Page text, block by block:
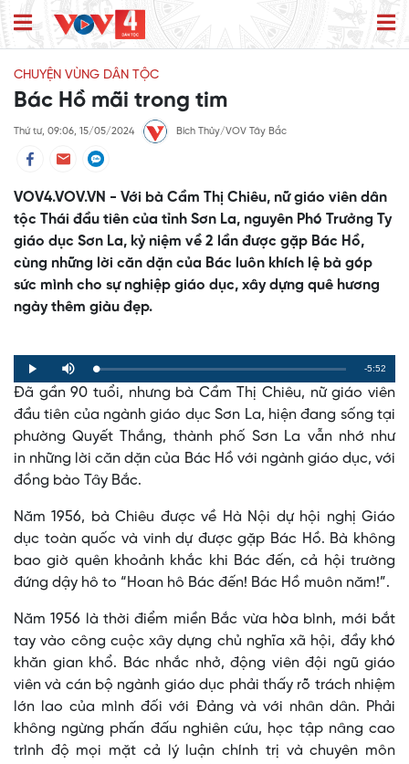
CHUYỆN VÙNG DÂN TỘC
Bác Hồ mãi trong tim
Thứ tư, 09:06, 15/05/2024 Bích Thủy/VOV Tây Bắc
VOV4.VOV.VN - Với bà Cầm Thị Chiêu, nữ giáo viên dân
tộc Thái đầu tiên của tỉnh Sơn La, nguyên Phó Trưởng Ty
giáo dục Sơn La, kỷ niệm về 2 lần được gặp Bác Hồ,
cùng những lời căn dặn của Bác luôn khích lệ bà góp
sức mình cho sự nghiệp giáo dục, xây dựng quê hương
ngày thêm giàu đẹp.
Play Mute Loaded:
0%
Progress:
0%
Remaining
Time
-5:52
Đã gần 90 tuổi, nhưng bà Cầm Thị Chiêu, nữ giáo viên
đầu tiên của ngành giáo dục Sơn La, hiện đang sống tại
phường Quyết Thắng, thành phố Sơn La vẫn nhớ như
in những lời căn dặn của Bác Hồ với ngành giáo dục, với
đồng bào Tây Bắc.
Năm 1956, bà Chiêu được về Hà Nội dự hội nghị Giáo
dục toàn quốc và vinh dự được gặp Bác Hồ. Bà không
bao giờ quên khoảnh khắc khi Bác đến, cả hội trường
đứng dậy hô to “Hoan hô Bác đến! Bác Hồ muôn năm!”.
Năm 1956 là thời điểm miền Bắc vừa hòa bình, mới bắt
tay vào công cuộc xây dựng chủ nghĩa xã hội, đầy khó
khăn gian khổ. Bác nhắc nhở, động viên đội ngũ giáo
viên và cán bộ ngành giáo dục phải thấy rõ trách nhiệm
lớn lao của mình đối với Đảng và với nhân dân. Phải
không ngừng phấn đấu nghiên cứu, học tập nâng cao
trình độ mọi mặt cả lý luận chính trị và chuyên môn